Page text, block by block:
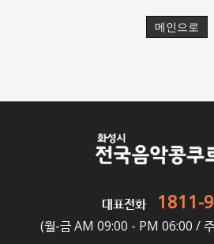
메인으로
대표전화 1811-
(월-금 AM 09:00 - PM 06:00 / 주